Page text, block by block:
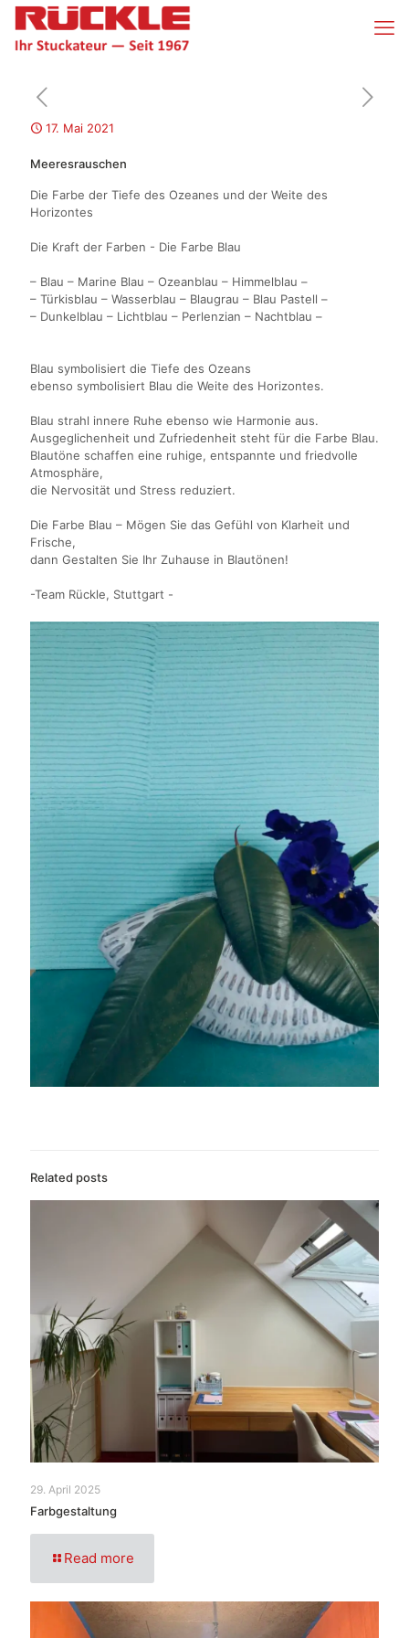
17. Mai 2021
Meeresrauschen
Die Farbe der Tiefe des Ozeanes und der Weite des
Horizontes
Die Kraft der Farben - Die Farbe Blau
– Blau – Marine Blau – Ozeanblau – Himmelblau –
– Türkisblau – Wasserblau – Blaugrau – Blau Pastell –
– Dunkelblau – Lichtblau – Perlenzian – Nachtblau –
Blau symbolisiert die Tiefe des Ozeans
ebenso symbolisiert Blau die Weite des Horizontes.
Blau strahl innere Ruhe ebenso wie Harmonie aus.
Ausgeglichenheit und Zufriedenheit steht für die Farbe Blau.
Blautöne schaffen eine ruhige, entspannte und friedvolle
Atmosphäre,
die Nervosität und Stress reduziert.
Die Farbe Blau – Mögen Sie das Gefühl von Klarheit und
Frische,
dann Gestalten Sie Ihr Zuhause in Blautönen!
-Team Rückle, Stuttgart -
Related posts
29. April 2025
Farbgestaltung
Read more